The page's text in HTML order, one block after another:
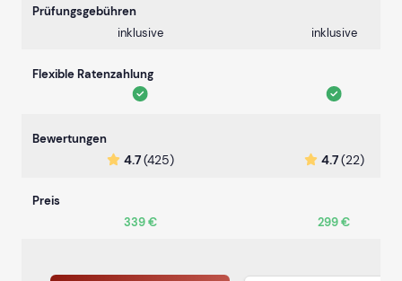
Prüfungsgebühren
inklusive
inklusive
Flexible Ratenzahlung
Bewertungen
4.7(425) 4.7(22)
Preis
339 €
299 €